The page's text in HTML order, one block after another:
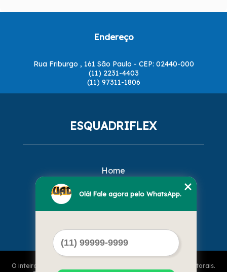
Endereço
Rua Friburgo , 161 São Paulo - CEP: 02440-000
(11) 2231-4403
(11) 97311-1806
ESQUADRIFLEX
Home
Missão
Serviços
Contato
O inteiro teor deste site está sujeito à proteção de direitos autorais.
Olá! Fale agora pelo WhatsApp.